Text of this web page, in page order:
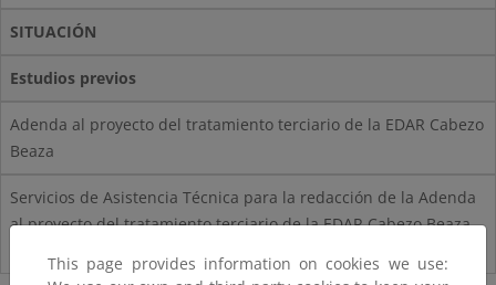
SITUACIÓN
Estudios previos
Adenda al proyecto del tratamiento terciario de la EDAR Cabezo
Beaza
Servicios de Asistencia Técnica para la redacción de la Adenda
al proyecto del tratamiento terciario de la EDAR Cabezo Beaza.
This page provides information on cookies we use: